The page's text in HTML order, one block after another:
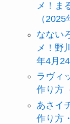
メ！ま
（2025
なない
メ！野
年4月24
ラヴィ
作り方
あさイ
作り方